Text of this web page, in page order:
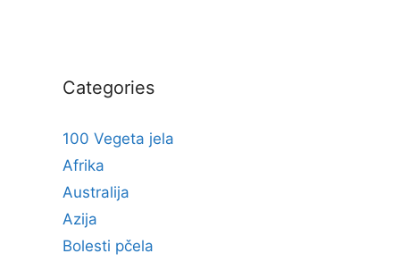
Categories
100 Vegeta jela
Afrika
Australija
Azija
Bolesti pčela